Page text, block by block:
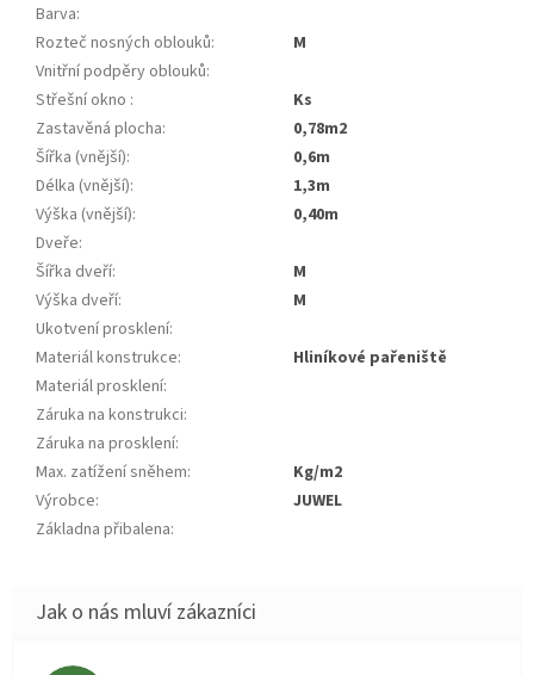
Barva:
Rozteč nosných oblouků:
m
Vnitřní podpěry oblouků:
Střešní okno :
ks
Zastavěná plocha:
0,78m2
Šířka (vnější):
0,6m
Délka (vnější):
1,3m
Výška (vnější):
0,40m
Dveře:
Šířka dveří:
m
Výška dveří:
m
Ukotvení prosklení:
Materiál konstrukce:
hliníkové pařeniště
Materiál prosklení:
Záruka na konstrukci:
Záruka na prosklení:
Max. zatížení sněhem:
kg/m2
Výrobce:
JUWEL
Základna přibalena: